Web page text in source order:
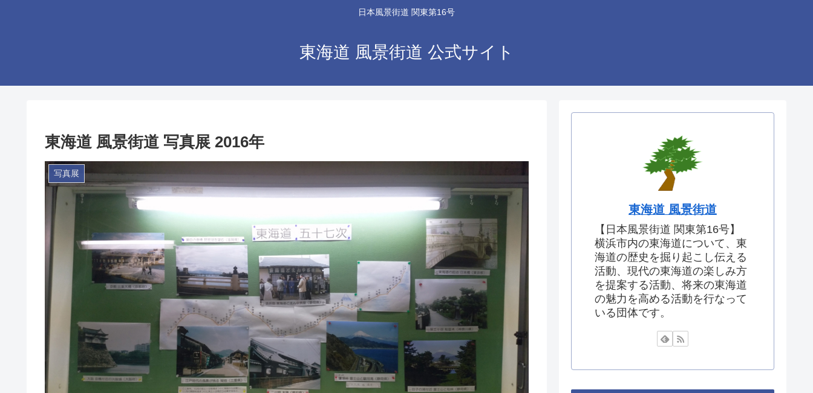
日本風景街道 関東第16号
東海道 風景街道 公式サイト
東海道 風景街道 写真展 2016年
写真展
東海道 風景街道
【日本風景街道 関東第16号】
横浜市内の東海道について、東
海道の歴史を掘り起こし伝える
活動、現代の東海道の楽しみ方
を提案する活動、将来の東海道
の魅力を高める活動を行なって
いる団体です。